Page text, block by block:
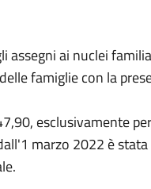
assegni ai nuclei
famiglie con la
esclusivamente
marzo 2022 è stata